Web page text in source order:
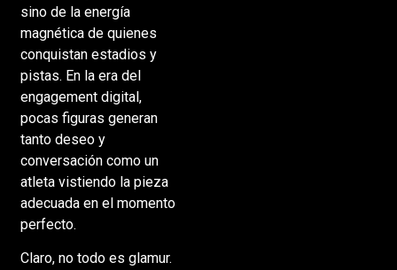
sino de la energía
magnética de quienes
conquistan estadios y
pistas. En la era del
engagement digital,
pocas figuras generan
tanto deseo y
conversación como un
atleta vistiendo la pieza
adecuada en el momento
perfecto.
Claro, no todo es glamur.